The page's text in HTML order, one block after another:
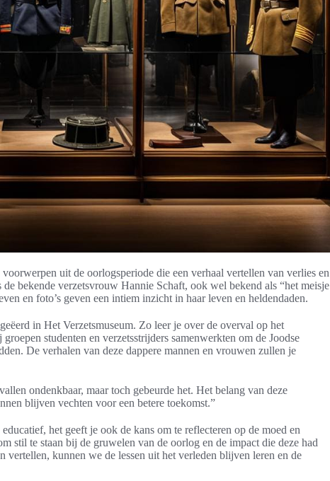
uit de oorlogsperiode die een verhaal vertellen van verlies en
bekende verzetsvrouw Hannie Schaft, ook wel bekend als “het meisje
en foto’s geven een intiem inzicht in haar leven en heldendaden.
in Het Verzetsmuseum. Zo leer je over de overval op het
studenten en verzetsstrijders samenwerkten om de Joodse
De verhalen van deze dappere mannen en vrouwen zullen je
ondenkbaar, maar toch gebeurde het. Het belang van deze
blijven vechten voor een betere toekomst.”
het geeft je ook de kans om te reflecteren op de moed en
stil te staan bij de gruwelen van de oorlog en de impact die deze had
kunnen we de lessen uit het verleden blijven leren en de